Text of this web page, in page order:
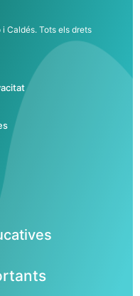
Caldés. Tots els drets